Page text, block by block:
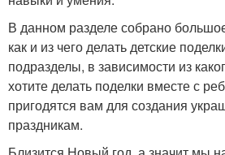
Аппликации из бумаги
Зайчик из бумаги
В данном разделе собрано
как и из чего делать детские
подразделы, в зависимости из
хотите делать поделки вместе с
пригодятся вам для создания
праздникам.